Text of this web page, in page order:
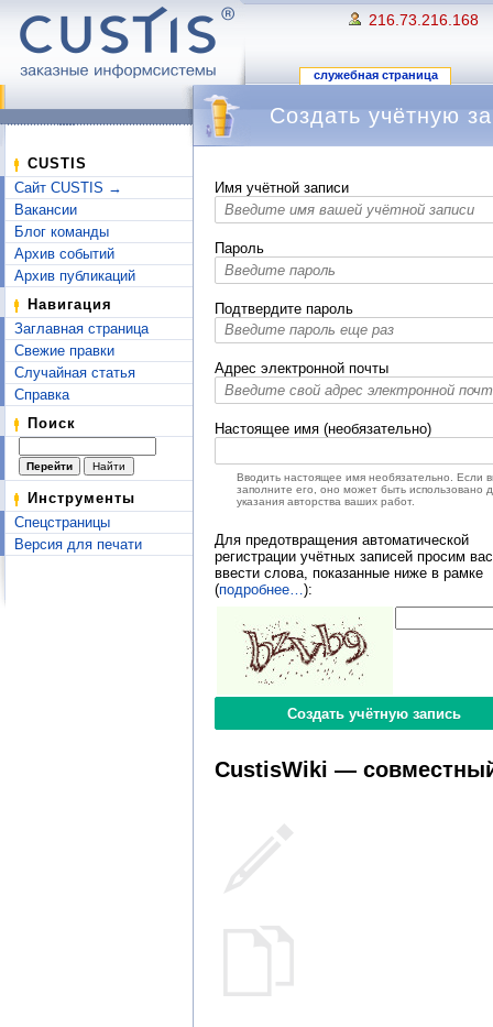
216.73.216.168
служебная страница
CUSTIS
Сайт CUSTIS →
Вакансии
Блог команды
Архив событий
Архив публикаций
Навигация
Заглавная страница
Свежие правки
Случайная статья
Справка
Поиск
Инструменты
Спецстраницы
Версия для печати
Создать учётную
Имя учётной записи
Пароль
Подтвердите пароль
Адрес электронной почты
Настоящее имя (необязательно)
Вводить настоящее имя необязательно. Если
заполните его, оно может быть использовано
указания авторства ваших работ.
Для предотвращения автоматической
регистрации учётных записей просим вас
ввести слова, показанные ниже в рамке
(подробнее… ):
CustisWiki —